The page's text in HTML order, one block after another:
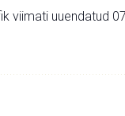
viimati uuendatud